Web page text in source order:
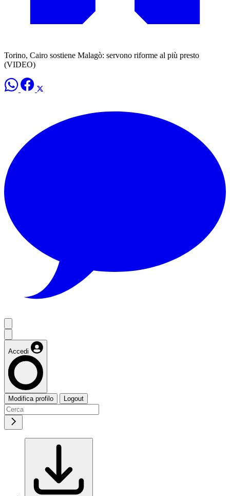
Torino, Cairo sostiene Malagò: servono riforme al più presto
(VIDEO)
Accedi
Modifica profilo Logout